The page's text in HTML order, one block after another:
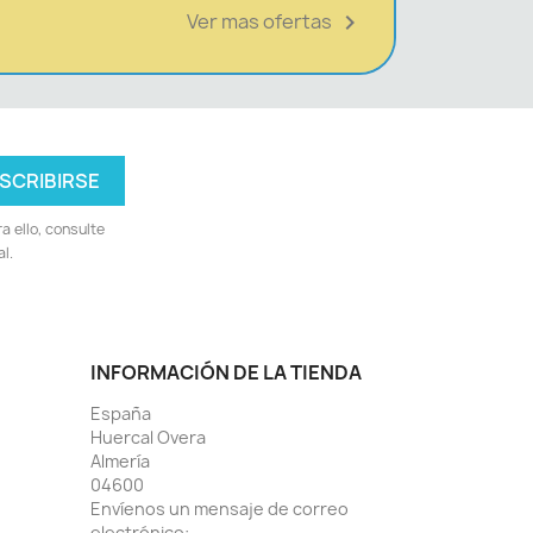
Ver mas ofertas 
ello, consulte
INFORMACIÓN DE LA TIENDA
España
Huercal Overa
Almería
04600
Envíenos un mensaje de correo